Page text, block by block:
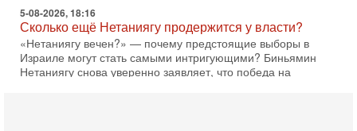
5-08-2026, 18:16
Сколько ещё Нетаниягу продержится у власти?
«Нетаниягу вечен?» — почему предстоящие выборы в
Израиле могут стать самыми интригующими? Биньямин
Нетаниягу снова уверенно заявляет, что победа на